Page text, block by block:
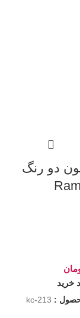
دو رنگ
خرید
:
kc-213